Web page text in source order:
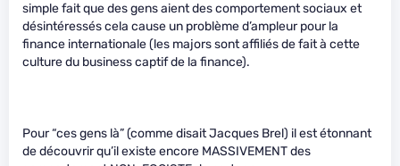
simple fait que des gens aient des comportement sociaux et
désintéressés cela cause un problème d’ampleur pour la
finance internationale (les majors sont affiliés de fait à cette
culture du business captif de la finance).
Pour “ces gens là” (comme disait Jacques Brel) il est étonnant
de découvrir qu’il existe encore MASSIVEMENT des